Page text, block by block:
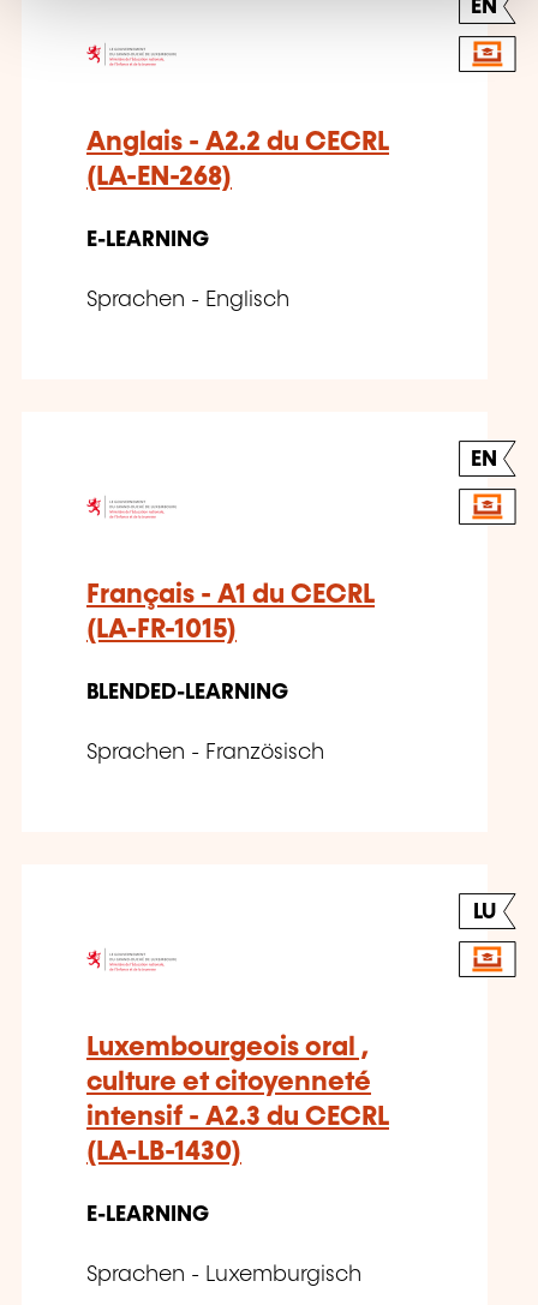
EN
Anglais - A2.2 du CECRL
(LA-EN-268)
E-LEARNING
Sprachen - Englisch
EN
Français - A1 du CECRL
(LA-FR-1015)
BLENDED-LEARNING
Sprachen - Französisch
LU
Luxembourgeois oral ,
culture et citoyenneté
intensif - A2.3 du CECRL
(LA-LB-1430)
E-LEARNING
Sprachen - Luxemburgisch